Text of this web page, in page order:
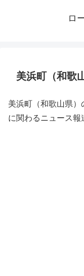
ロ
美浜町（和歌
美浜町（和歌山県
に関わるニュース報